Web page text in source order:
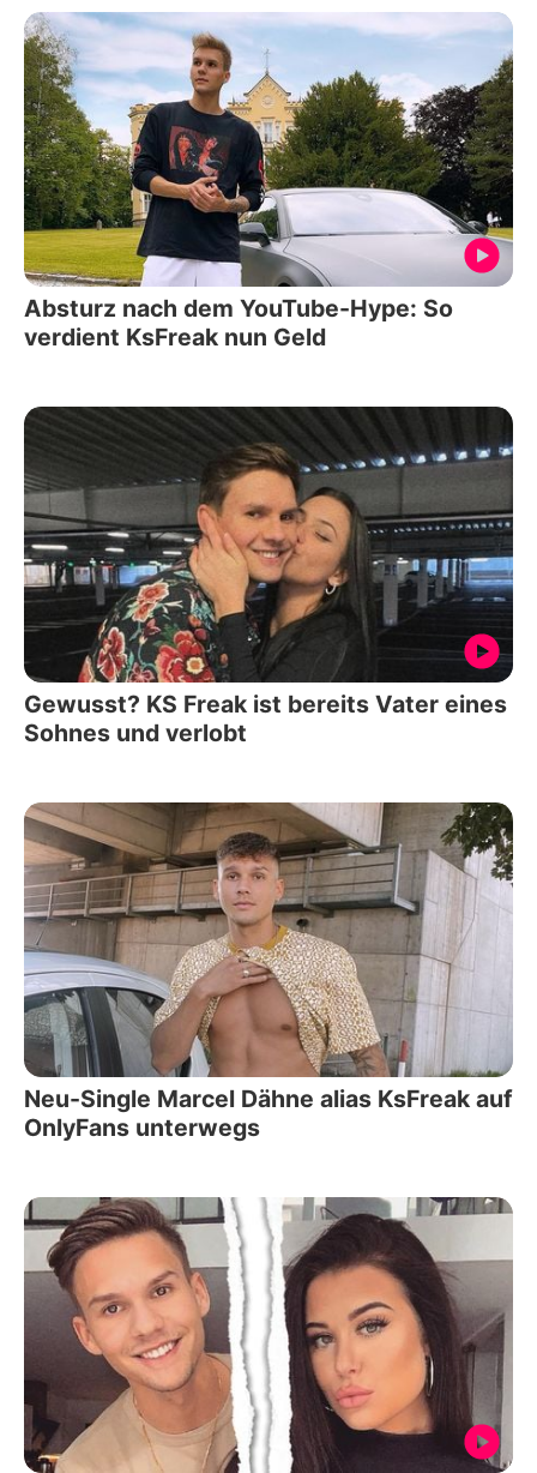
Absturz nach dem YouTube-Hype: So
verdient KsFreak nun Geld
Gewusst? KS Freak ist bereits Vater eines
Sohnes und verlobt
Neu-Single Marcel Dähne alias KsFreak auf
OnlyFans unterwegs